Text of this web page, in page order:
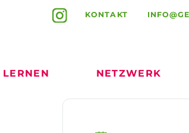
KONTAKT
LERNEN NETZWERK